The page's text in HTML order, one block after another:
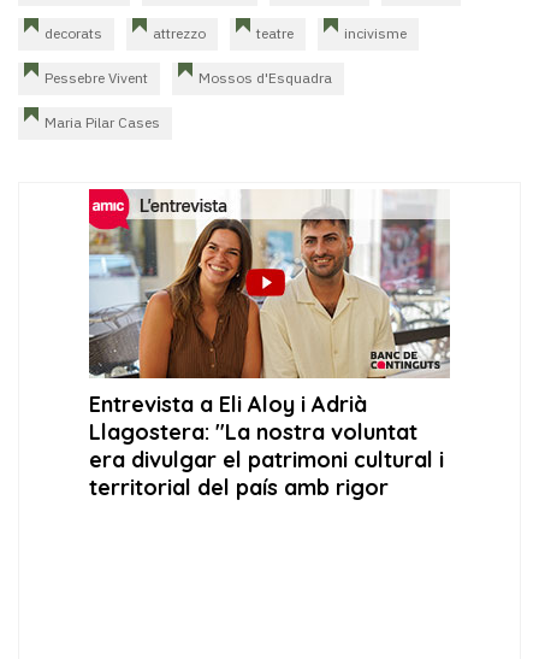
decorats attrezzo teatre incivisme
Pessebre Vivent Mossos d'Esquadra
Maria Pilar Cases